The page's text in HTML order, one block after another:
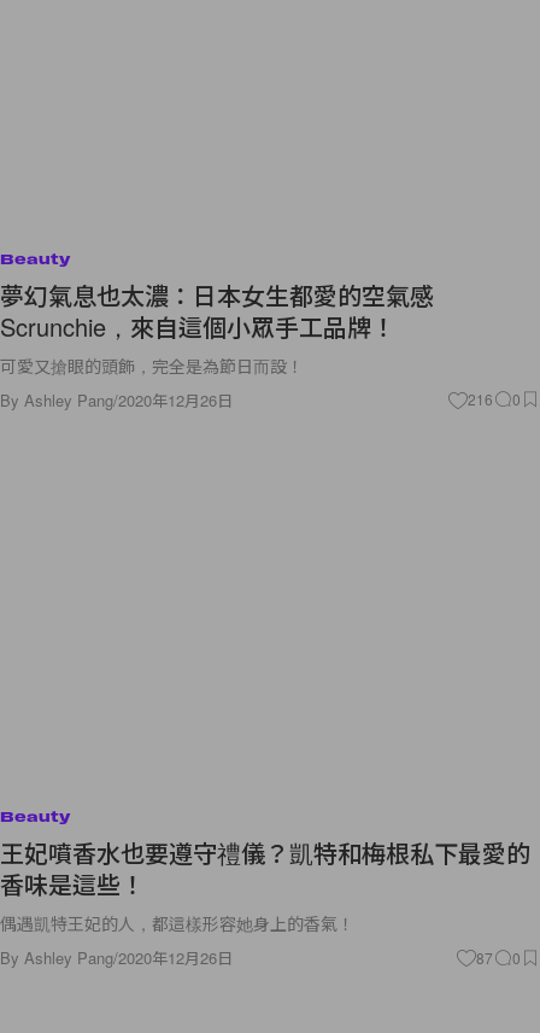
Beauty
夢幻氣息也太濃：日本女生都愛的空氣感
Scrunchie，來自這個小眾手工品牌！
可愛又搶眼的頭飾，完全是為節日而設！
By Ashley Pang/2020年12月26日 216 0
Beauty
王妃噴香水也要遵守禮儀？凱特和梅根私下最愛的
香味是這些！
偶遇凱特王妃的人，都這樣形容她身上的香氣！
By Ashley Pang/2020年12月26日 87 0